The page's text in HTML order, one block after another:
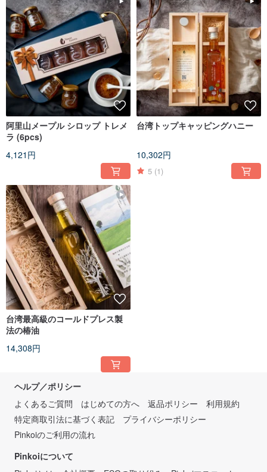
阿里山メープル シロップ トレメ
ラ (6pcs)
4,121円
台湾トップキャッピングハニー
10,302円
5 (1)
台湾最高級のコールドプレス製
法の椿油
14,308円
ヘルプ／ポリシー
よくあるご質問
はじめての方へ 返品ポリシー
利用規約
特定商取引法に基づく表記
プライバシーポリシー
Pinkoiのご利用の流れ
Pinkoiについて